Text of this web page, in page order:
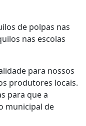
de polpas nas
nas escolas
para nossos
produtores locais.
para que a
municipal de